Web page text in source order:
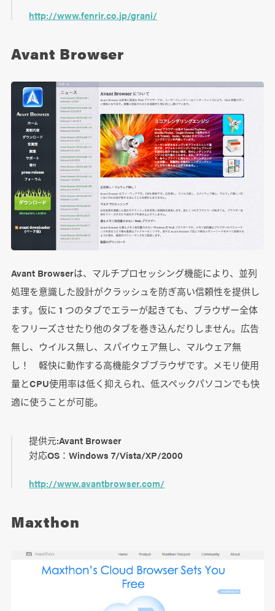
http://www.fenrir.co.jp/grani/
Avant Browser
Avant Browserは、マルチプロセッシング機能により、並列
処理を意識した設計がクラッシュを防ぎ高い信頼性を提供し
ます。仮に 1 つのタブでエラーが起きても、ブラウザー全体
をフリーズさせたり他のタブを巻き込んだりしません。広告
無し、ウイルス無し、スパイウェア無し、マルウェア無
し！ 軽快に動作する高機能タブブラウザです。メモリ使用
量とCPU使用率は低く抑えられ、低スペックパソコンでも快
適に使うことが可能。
提供元:Avant Browser
対応OS：Windows 7/Vista/XP/2000
http://www.avantbrowser.com/
Maxthon